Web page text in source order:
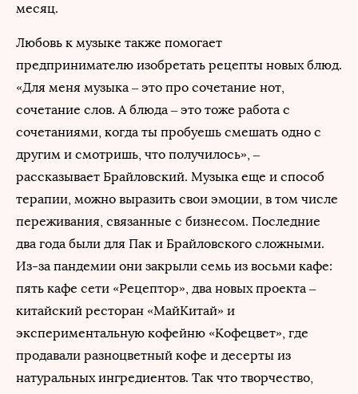
месяц.
Любовь к музыке также помогает
предпринимателю изобретать рецепты новых блюд.
«Для меня музыка – это про сочетание нот,
сочетание слов. А блюда – это тоже работа с
сочетаниями, когда ты пробуешь смешать одно с
другим и смотришь, что получилось», –
рассказывает Брайловский. Музыка еще и способ
терапии, можно выразить свои эмоции, в том числе
переживания, связанные с бизнесом. Последние
два года были для Пак и Брайловского сложными.
Из-за пандемии они закрыли семь из восьми кафе:
пять кафе сети «Рецептор», два новых проекта –
китайский ресторан «МайКитай» и
экспериментальную кофейню «Кофецвет», где
продавали разноцветный кофе и десерты из
натуральных ингредиентов. Так что творчество,